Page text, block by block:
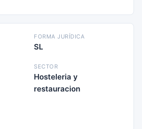
FORMA JURÍDICA
SL
SECTOR
Hosteleria y
restauracion